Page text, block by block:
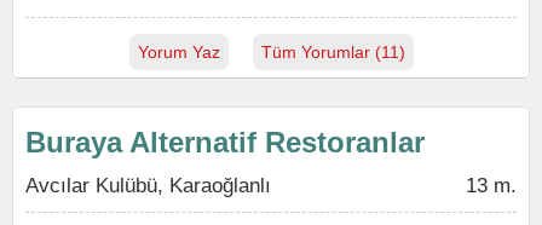
Yorum Yaz Tüm Yorumlar (11)
Buraya Alternatif Restoranlar
Avcılar Kulübü, Karaoğlanlı 13 m.